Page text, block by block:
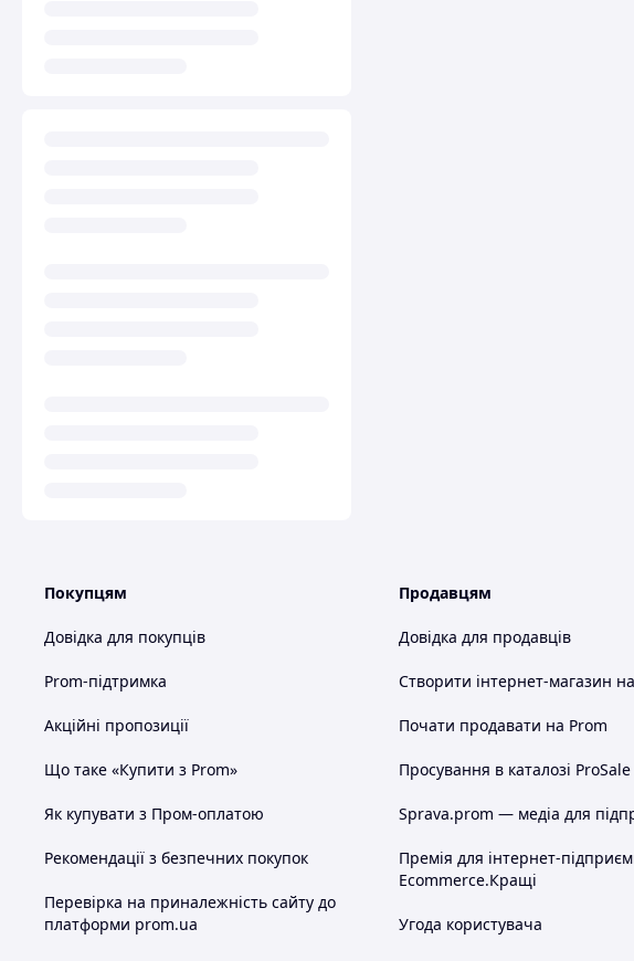
Покупцям
Довідка для покупців
Prom-підтримка
Акційні пропозиції
Що таке «Купити з Prom»
Як купувати з Пром-оплатою
Рекомендації з безпечних покупок
Перевірка на приналежність сайту до
платформи prom.ua
Продавцям
Довідка для продавців
Створити інтернет-магазин
Почати продавати на Prom
Просування в каталозі ProSale
Sprava.prom — медіа для
Премія для інтернет-
Ecommerce.Кращі
Угода користувача